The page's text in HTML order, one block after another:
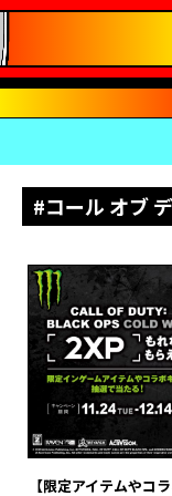
#コール オブ
【限定アイテムやコ